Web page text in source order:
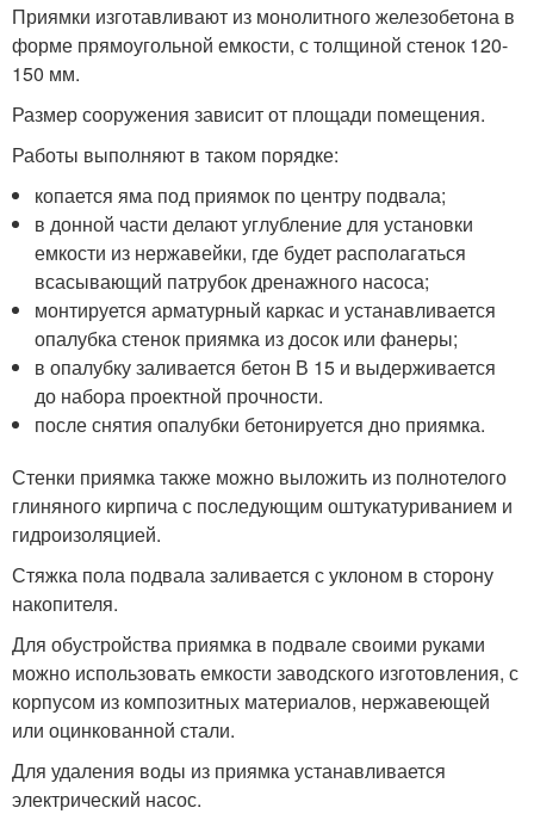
Приямки изготавливают из монолитного железобетона в
форме прямоугольной емкости, с толщиной стенок 120-
150 мм.
Размер сооружения зависит от площади помещения.
Работы выполняют в таком порядке:
копается яма под приямок по центру подвала;
в донной части делают углубление для установки
емкости из нержавейки, где будет располагаться
всасывающий патрубок дренажного насоса;
монтируется арматурный каркас и устанавливается
опалубка стенок приямка из досок или фанеры;
в опалубку заливается бетон В 15 и выдерживается
до набора проектной прочности.
после снятия опалубки бетонируется дно приямка.
Стенки приямка также можно выложить из полнотелого
глиняного кирпича с последующим оштукатуриванием и
гидроизоляцией.
Стяжка пола подвала заливается с уклоном в сторону
накопителя.
Для обустройства приямка в подвале своими руками
можно использовать емкости заводского изготовления, с
корпусом из композитных материалов, нержавеющей
или оцинкованной стали.
Для удаления воды из приямка устанавливается
электрический насос.